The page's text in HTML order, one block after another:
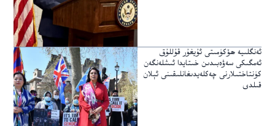
ئەنگلىيە ھۆكۈمىتى ئۇيغۇر قۇللۇق
ئەمگىكى سەۋەبىدىن خىتايدا ئىشلەنگەن
كۈنتاختىلارنى چەكلەيدىغانلىقىنى ئېلان
قىلدى